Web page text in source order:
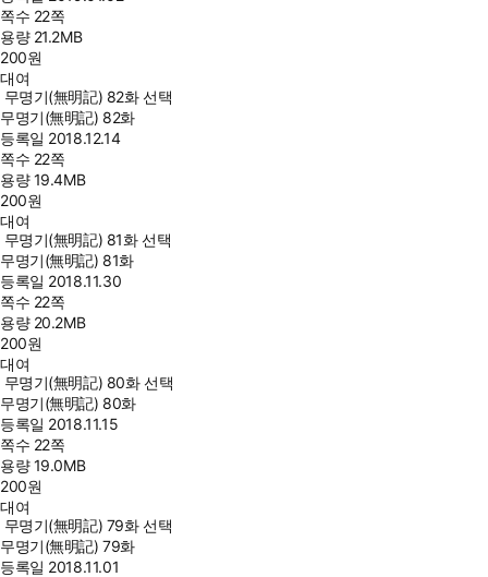
쪽수 22쪽
용량 21.2MB
200원
대여
무명기(無明記) 82화 선택
무명기(無明記) 82화
등록일 2018.12.14
쪽수 22쪽
용량19.4MB
200원
대여
무명기(無明記) 81화 선택
무명기(無明記) 81화
등록일 2018.11.30
쪽수 22쪽
용량 20.2MB
200원
대여
무명기(無明記) 80화 선택
무명기(無明記) 80화
등록일 2018.11.15
쪽수 22쪽
용량19.0MB
200원
대여
무명기(無明記) 79화 선택
무명기(無明記) 79화
등록일 2018.11.01